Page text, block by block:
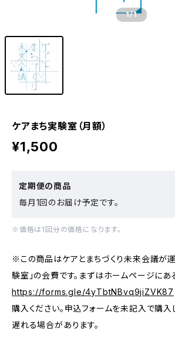
1/1
ケアまち実験室（月額）
¥1,500
定期便の商品
毎月1回のお届け予定です。
※価格は1回分の価格になります。
※この商品はケアとまちづくり未来会議が
験室」の会費です。まずはホームページにあ
https://forms.gle/4yTbtNBvq9jiZVK87
購入ください。申込フォームを未記入で購入
遅れる場合があります。